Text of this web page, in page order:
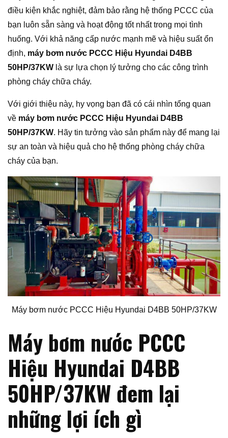
điều kiện khắc nghiệt, đảm bảo rằng hệ thống PCCC của
bạn luôn sẵn sàng và hoạt động tốt nhất trong mọi tình
huống. Với khả năng cấp nước mạnh mẽ và hiệu suất ổn
định, máy bơm nước PCCC Hiệu Hyundai D4BB
50HP/37KW là sự lựa chọn lý tưởng cho các công trình
phòng cháy chữa cháy.
Với giới thiệu này, hy vọng bạn đã có cái nhìn tổng quan
về máy bơm nước PCCC Hiệu Hyundai D4BB
50HP/37KW. Hãy tin tưởng vào sản phẩm này để mang lại
sự an toàn và hiệu quả cho hệ thống phòng cháy chữa
cháy của bạn.
Máy bơm nước PCCC Hiệu Hyundai D4BB 50HP/37KW
Máy bơm nước PCCC
Hiệu Hyundai D4BB
50HP/37KW đem lại
những lợi ích gì